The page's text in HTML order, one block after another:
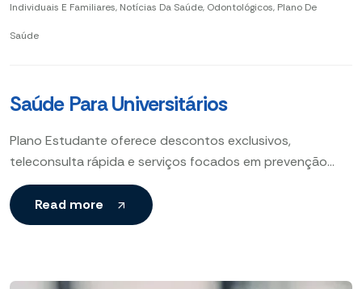
Individuais E Familiares, Notícias Da Saúde, Odontológicos, Plano De
Saúde
Saúde Para Universitários
Plano Estudante oferece descontos exclusivos,
teleconsulta rápida e serviços focados em prevenção
para garantir saúde acessível e eficiente aos
universitários. Desconto para estudante , Teleconsulta
Read more